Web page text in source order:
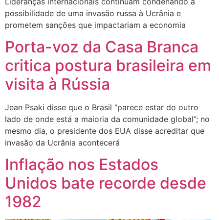
possibilidade de uma invasão russa à Ucrânia e
prometem sanções que impactariam a economia
Porta-voz da Casa Branca
critica postura brasileira em
visita à Rússia
Jean Psaki disse que o Brasil “parece estar do outro
lado de onde está a maioria da comunidade global”; no
mesmo dia, o presidente dos EUA disse acreditar que
invasão da Ucrânia acontecerá
Inflação nos Estados
Unidos bate recorde desde
1982